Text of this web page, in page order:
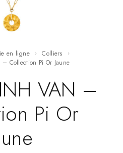
en ligne
Colliers
– Collection Pi Or Jaune
VAN –
Pi Or